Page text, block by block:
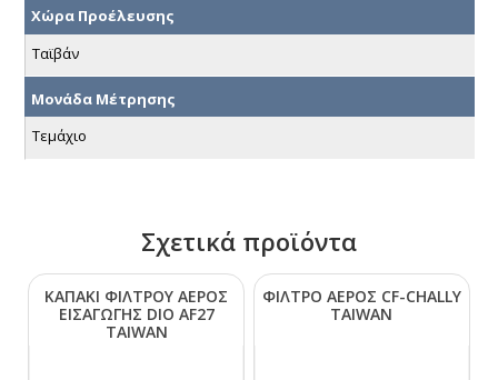
Χώρα Προέλευσης
Ταϊβάν
Μονάδα Μέτρησης
Τεμάχιο
Σχετικά προϊόντα
ΚΑΠΑΚΙ ΦΙΛΤΡΟΥ ΑΕΡΟΣ
ΕΙΣΑΓΩΓΗΣ DΙΟ ΑF27
ΤΑΙWΑΝ
ΦΙΛΤΡΟ ΑΕΡΟΣ CF-CΗΑLLΥ
ΤΑΙWΑΝ